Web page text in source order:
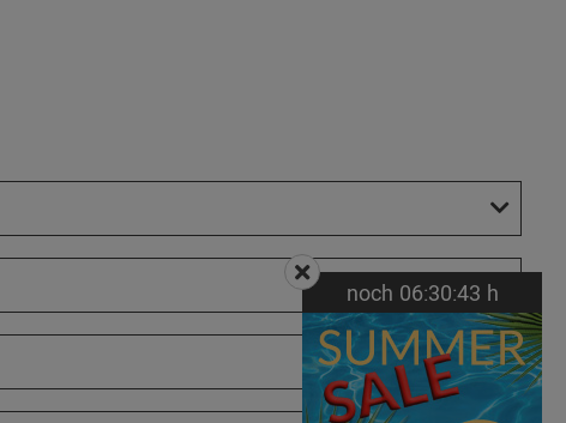
noch 06:30:42 h